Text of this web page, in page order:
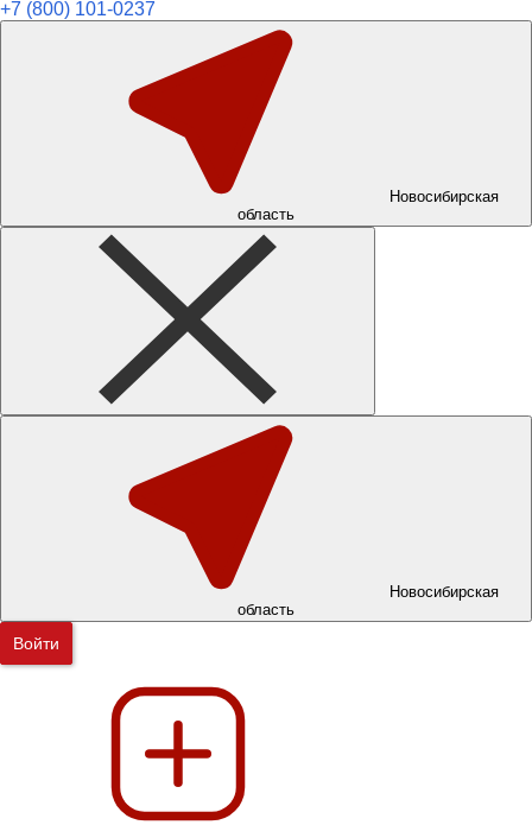
+7 (800) 101-0237
Новосибирская
область
Новосибирская
область
Войти